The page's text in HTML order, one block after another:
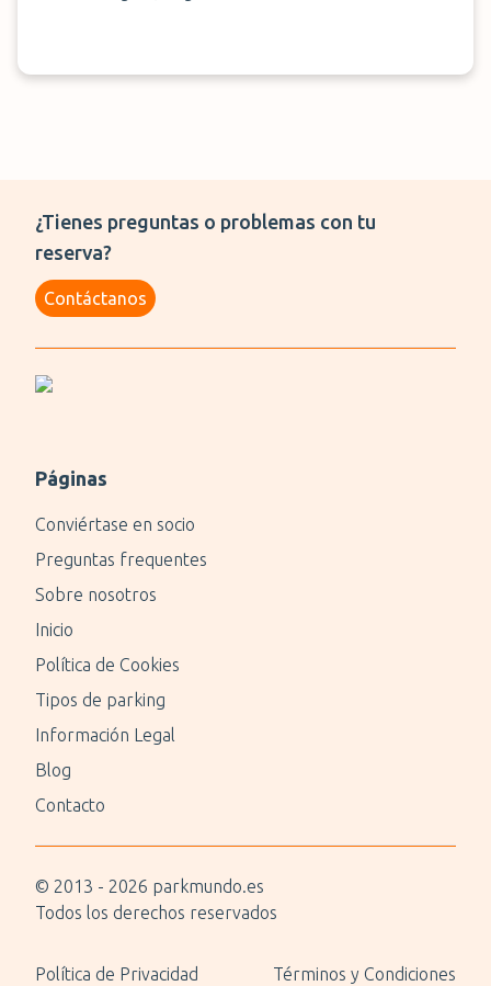
¿Tienes preguntas o problemas con tu
reserva?
Contáctanos
Páginas
Conviértase en socio
Preguntas frequentes
Sobre nosotros
Inicio
Política de Cookies
Tipos de parking
Información Legal
Blog
Contacto
© 2013 - 2026 parkmundo.es
Todos los derechos reservados
Política de Privacidad Términos y Condiciones